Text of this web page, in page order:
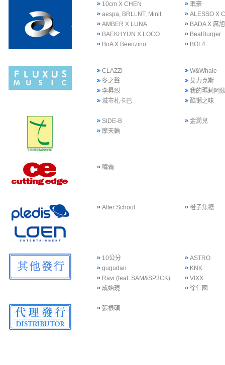
10cm X CHEN
珉豪
aespa, BRLLNT, Minit
ALESSO X
AMBER X LUNA
BADA X 厲旭
BAEKHYUN X LOCO
BeatBurger
BoA X Beenzino
BOL4
CLAZZI
W&Whale
冬之聲
艾力克斯
李昇烈
我的瑪莉阿
城市札卡巴
酷懶之味
SIDE-B
金潤兒
摩天輪
嘴霸
After School 橙子焦糖
10公分
ASTRO
gugudan
KNK
Ravi (feat. SAM&SP3CK)
VIXX
成始璄
徐仁國
張根碩